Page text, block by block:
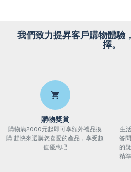
我們致力提昇客戶購物體驗
擇。
購物獎賞
購物滿2000元起即可享額外禮品換
購 趕快來選購您喜愛的產品，享受超
值優惠吧
生
答
的
精